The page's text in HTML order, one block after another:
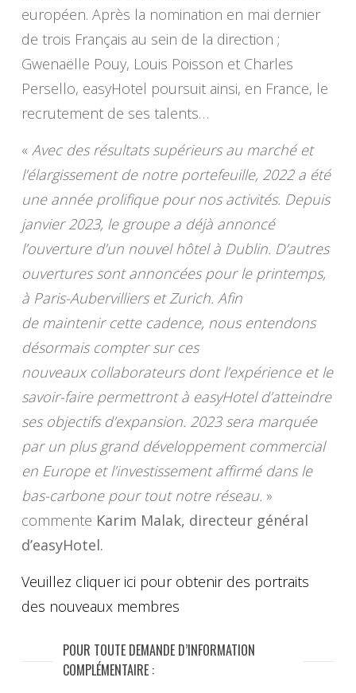
européen. Après la nomination en mai dernier
de trois Français au sein de la direction ;
Gwenaëlle Pouy, Louis Poisson et Charles
Persello, easyHotel poursuit ainsi, en France, le
recrutement de ses talents…
« Avec des résultats supérieurs au marché et
l’élargissement de notre portefeuille, 2022 a été
une année prolifique pour nos activités. Depuis
janvier 2023, le groupe a déjà annoncé
l’ouverture d’un nouvel hôtel à Dublin. D’autres
ouvertures sont annoncées pour le printemps,
à Paris-Aubervilliers et Zurich. Afin
de maintenir cette cadence, nous entendons
désormais compter sur ces
nouveaux collaborateurs dont l’expérience et le
savoir-faire permettront à easyHotel d’atteindre
ses objectifs d’expansion. 2023 sera marquée
par un plus grand développement commercial
en Europe et l’investissement affirmé dans le
bas-carbone pour tout notre réseau. »
commente Karim Malak, directeur général
d’easyHotel.
Veuillez cliquer ici pour obtenir des portraits
des nouveaux membres
POUR TOUTE DEMANDE D’INFORMATION
COMPLÉMENTAIRE :